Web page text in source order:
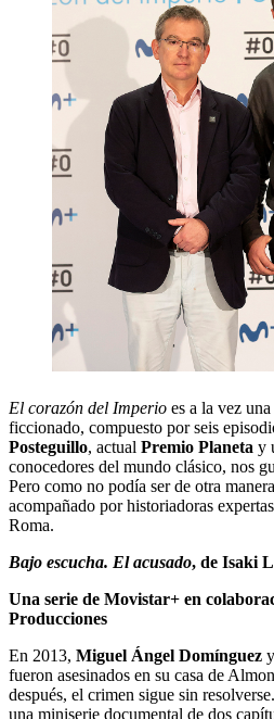
El corazón del Imperio es a la vez
ficcionado, compuesto por seis
Posteguillo, actual Premio Planeta y
conocedores del mundo clásico, nos
Pero como no podía ser de otra
acompañado por historiadoras
Roma.
Bajo escucha. El acusado, de Isaki
Una serie de Movistar+ en
Producciones
En 2013, Miguel Ángel Domínguez
fueron asesinados en su casa de
después, el crimen sigue sin resolverse.
una miniserie documental de dos